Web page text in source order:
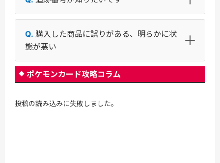
購入した商品に誤りがある、明らかに状
態が悪い
ポケモンカード攻略コラム
投稿の読み込みに失敗しました。